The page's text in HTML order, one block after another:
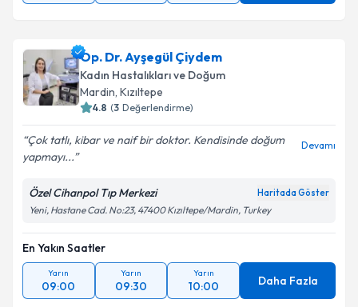
Op. Dr. Ayşegül Çiydem
Kadın Hastalıkları ve Doğum
Mardin, Kızıltepe
4.8 (3 Değerlendirme)
Çok tatlı, kibar ve naif bir doktor. Kendisinde doğum
yapmayı...
Devamı
Özel Cihanpol Tıp Merkezi Haritada Göster
Yeni, Hastane Cad. No:23, 47400 Kızıltepe/Mardin, Turkey
En Yakın Saatler
Yarın
09:00
Yarın
09:30
Yarın
10:00 Daha Fazla